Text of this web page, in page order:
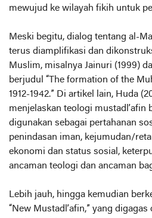
mewujud ke wilayah fikih untuk
Meski begitu, dialog tentang al-
terus diamplifikasi dan
Muslim, misalnya Jainuri (1999)
berjudul “The formation of the
1912-1942.” Di artikel lain, Huda
menjelaskan teologi mustadl’afin
digunakan sebagai pertahanan
penindasan iman, kejumudan/
ekonomi dan status sosial,
ancaman teologi dan ancaman
Lebih jauh, hingga kemudian
“New Mustadl’afin,” yang